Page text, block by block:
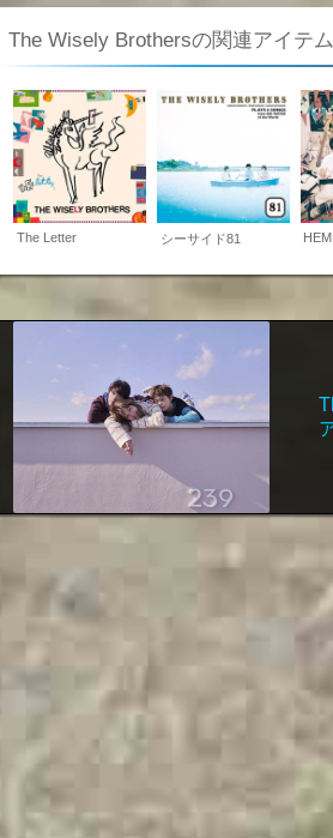
The Wisely Brothersの関連アイテム
The Letter シーサイド81